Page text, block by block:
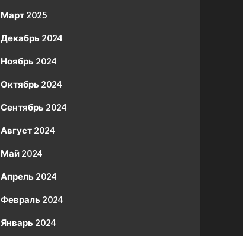
Март 2025
Декабрь 2024
Ноябрь 2024
Октябрь 2024
Сентябрь 2024
Август 2024
Май 2024
Апрель 2024
Февраль 2024
Январь 2024